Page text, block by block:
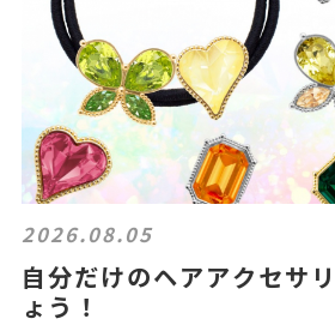
2026.08.05
自分だけのヘアアクセサ
ょう！